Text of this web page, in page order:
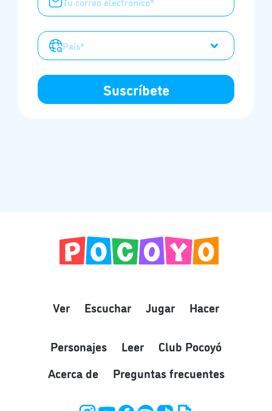
Ver Escuchar Jugar Hacer
Personajes Leer
Club Pocoyó
Acerca de
Preguntas frecuentes